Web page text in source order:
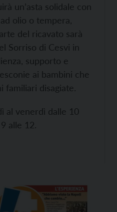
un’asta solidale con
olio o tempera,
del ricavato sarà
Sorriso di Cesvi in
supporto e
ai bambini che
familiari disagiate.
al venerdì dalle 10
alle 12.